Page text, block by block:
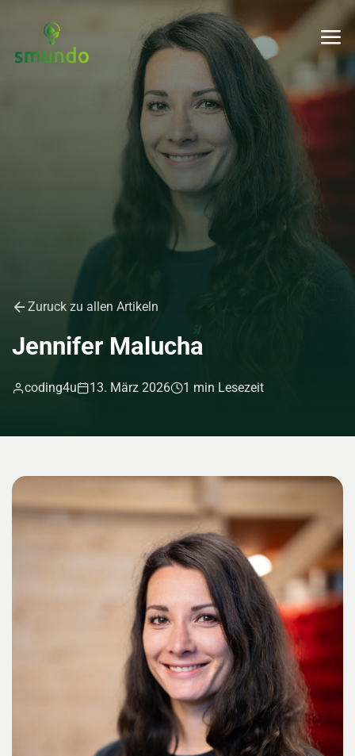
Zuruck zu allen Artikeln
Jennifer Malucha
coding4u 13. März 2026 1 min Lesezeit